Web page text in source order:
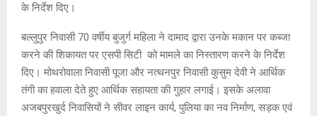
के निर्देश दिए।
बल्लुपुर निवासी 70 वर्षीय बुजुर्ग महिला ने दामाद द्वारा उनके मकान पर कब्जा
करने की शिकायत पर एसपी सिटी को मामले का निस्तारण करने के निर्देश
दिए। मोथरोवाला निवासी पूजा और नत्थनपुर निवासी कुसुम देवी ने आर्थिक
तंगी का हवाला देते हुए आर्थिक सहायता की गुहार लगाई। इसके अलावा
अजबपुरखुर्द निवासियों ने सीवर लाइन कार्य, पुलिया का नव निर्माण, सड़क एवं